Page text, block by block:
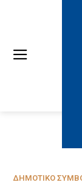
ΔΗΜΟΤΙΚΌ